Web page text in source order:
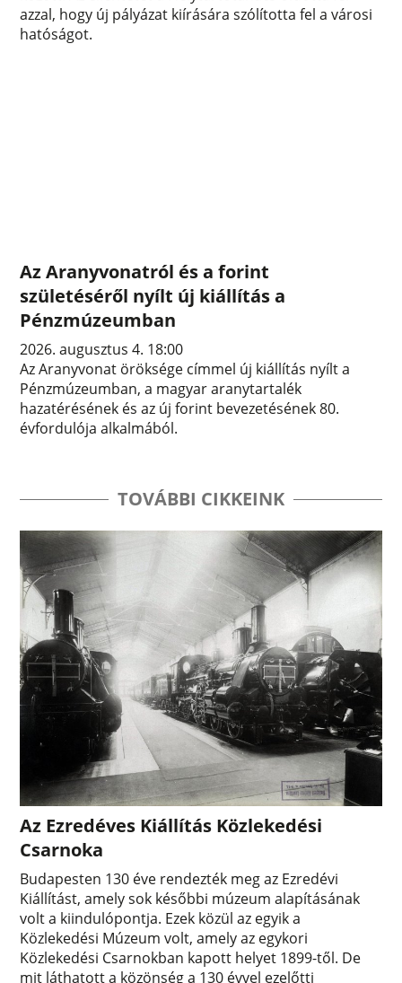
azzal, hogy új pályázat kiírására szólította fel a városi
hatóságot.
Az Aranyvonatról és a forint
születéséről nyílt új kiállítás a
Pénzmúzeumban
2026. augusztus 4. 18:00
Az Aranyvonat öröksége címmel új kiállítás nyílt a
Pénzmúzeumban, a magyar aranytartalék
hazatérésének és az új forint bevezetésének 80.
évfordulója alkalmából.
TOVÁBBI CIKKEINK
Az Ezredéves Kiállítás Közlekedési
Csarnoka
Budapesten 130 éve rendezték meg az Ezredévi
Kiállítást, amely sok későbbi múzeum alapításának
volt a kiindulópontja. Ezek közül az egyik a
Közlekedési Múzeum volt, amely az egykori
Közlekedési Csarnokban kapott helyet 1899-től. De
mit láthatott a közönség a 130 évvel ezelőtti